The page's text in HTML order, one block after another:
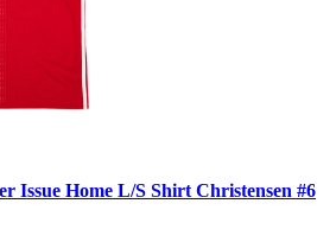
Issue Home L/S Shirt Christensen #6